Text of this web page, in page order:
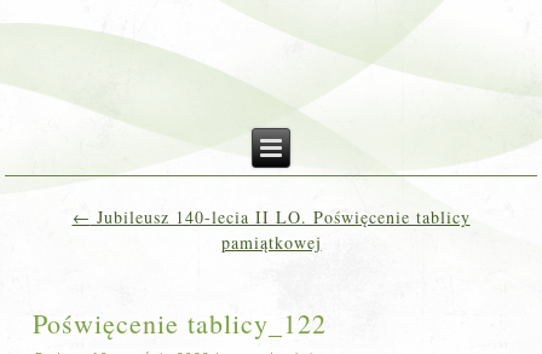
← Jubileusz 140-lecia II LO. Poświęcenie tablicy
pamiątkowej
Poświęcenie tablicy_122